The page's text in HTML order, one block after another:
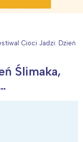
Cioci Jadzi: Dzień
Ślimaka,